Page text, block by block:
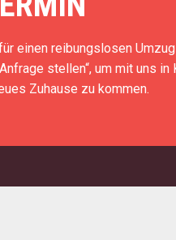
einen reibungslosen
stellen“, um mit uns in
Zuhause zu kommen.